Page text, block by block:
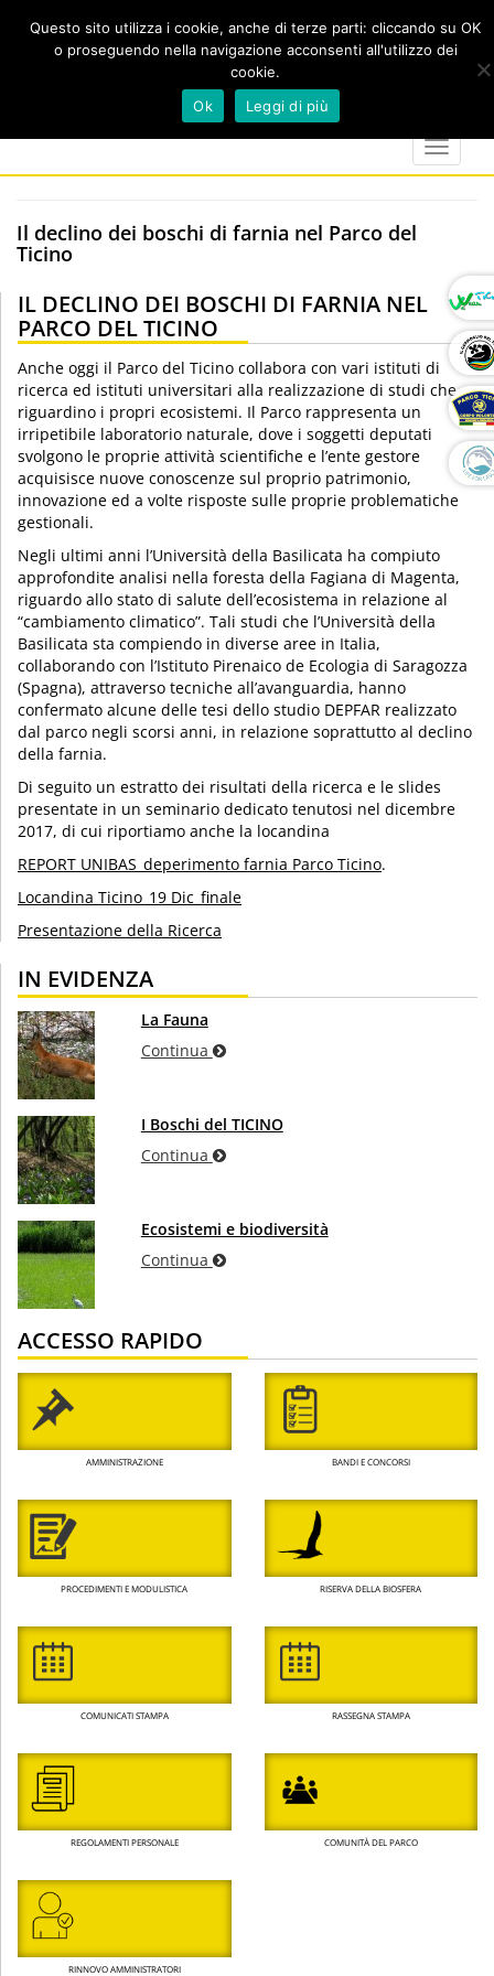
marker
calendar
Toggle
Il declino dei boschi di farnia nel Parco del
Ticino
IL DECLINO DEI BOSCHI DI FARNIA NEL
PARCO DEL TICINO
Anche oggi il Parco del Ticino collabora con vari istituti di
ricerca ed istituti universitari alla realizzazione di studi che
riguardino i propri ecosistemi. Il Parco rappresenta un
irripetibile laboratorio naturale, dove i soggetti deputati
svolgono le proprie attività scientifiche e l’ente gestore
acquisisce nuove conoscenze sul proprio patrimonio,
innovazione ed a volte risposte sulle proprie problematiche
gestionali.
Negli ultimi anni l’Università della Basilicata ha compiuto
approfondite analisi nella foresta della Fagiana di Magenta,
riguardo allo stato di salute dell’ecosistema in relazione al
“cambiamento climatico”. Tali studi che l’Università della
Basilicata sta compiendo in diverse aree in Italia,
collaborando con l’Istituto Pirenaico de Ecologia di Saragozza
(Spagna), attraverso tecniche all’avanguardia, hanno
confermato alcune delle tesi dello studio DEPFAR realizzato
dal parco negli scorsi anni, in relazione soprattutto al declino
della farnia.
Di seguito un estratto dei risultati della ricerca e le slides
presentate in un seminario dedicato tenutosi nel dicembre
2017, di cui riportiamo anche la locandina
REPORT UNIBAS_deperimento farnia Parco Ticino.
Locandina Ticino_19 Dic_finale
Presentazione della Ricerca
IN EVIDENZA
La Fauna
Continua
I Boschi del TICINO
Continua
Ecosistemi e biodiversità
Continua
ACCESSO RAPIDO
AMMINISTRAZIONE BANDI E CONCORSI
PROCEDIMENTI E MODULISTICA RISERVA DELLA BIOSFERA
COMUNICATI STAMPA RASSEGNA STAMPA
REGOLAMENTI PERSONALE COMUNITÀ DEL PARCO
RINNOVO AMMINISTRATORI
Questo sito utilizza i cookie, anche di terze parti: cliccando su OK
o proseguendo nella navigazione acconsenti all'utilizzo dei
cookie.
Ok
Leggi di più